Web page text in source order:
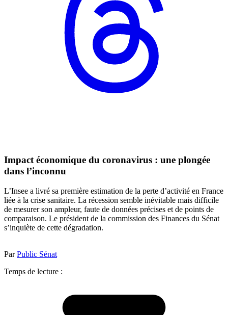
Impact économique du coronavirus : une plongée
dans l’inconnu
L’Insee a livré sa première estimation de la perte d’activité en France
liée à la crise sanitaire. La récession semble inévitable mais difficile
de mesurer son ampleur, faute de données précises et de points de
comparaison. Le président de la commission des Finances du Sénat
s’inquiète de cette dégradation.
ParPublic Sénat
Temps de lecture :